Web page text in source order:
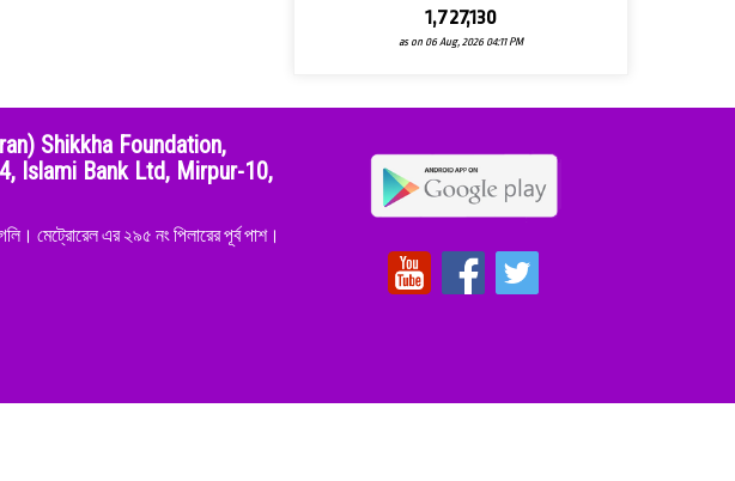
1,727,130
as on 06 Aug, 2026 04:11 PM
Shikkha Foundation,
Islami Bank Ltd, Mirpur-10,
মেট্রোরেল এর ২৯৫ নং পিলারের পূর্ব পাশ।